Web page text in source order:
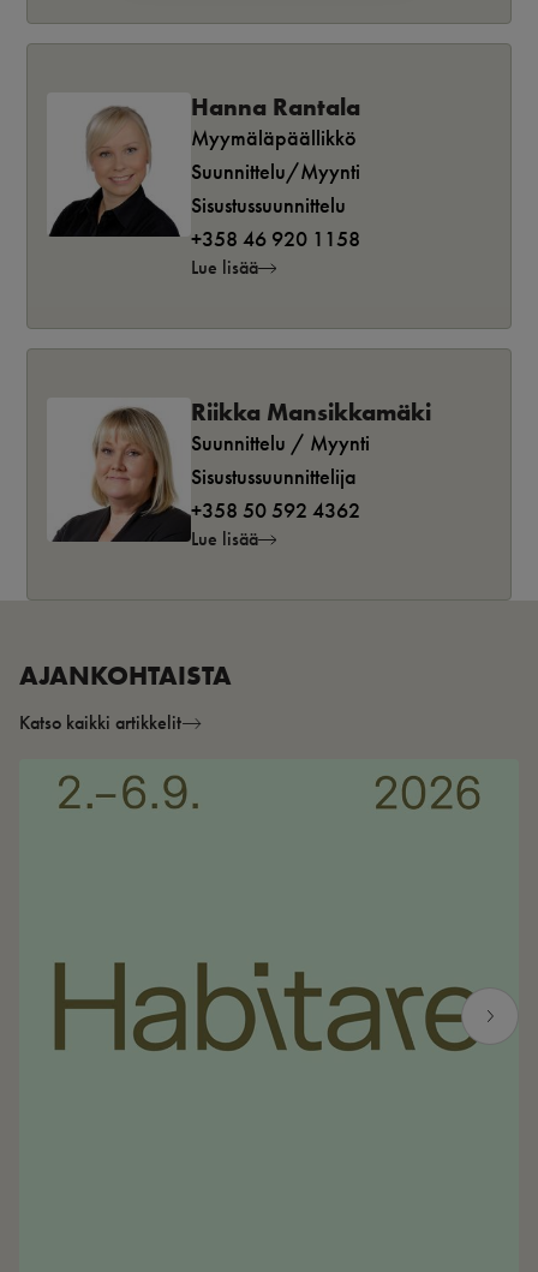
Hanna Rantala
Myymäläpäällikkö
Suunnittelu/Myynti
Sisustussuunnittelu
+358 46 920 1158
Lue lisää
Riikka Mansikkamäki
Suunnittelu / Myynti
Sisustussuunnittelija
+358 50 592 4362
Lue lisää
AJANKOHTAISTA
Katso kaikki artikkelit